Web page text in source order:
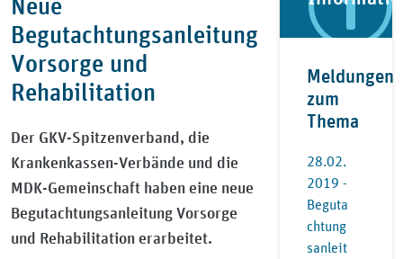
Begutachtungsanleitung
Vorsorge und
Rehabilitation
Der GKV-Spitzenverband, die
Krankenkassen-Verbände und die
MDK-Gemeinschaft haben eine neue
Begutachtungsanleitung Vorsorge
und Rehabilitation erarbeitet.
Meldungen
zum
Thema
28.02.
2019 -
Beguta
chtung
sanleit